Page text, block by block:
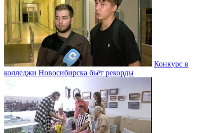
Конкурс в
колледжи Новосибирска бьёт рекорды